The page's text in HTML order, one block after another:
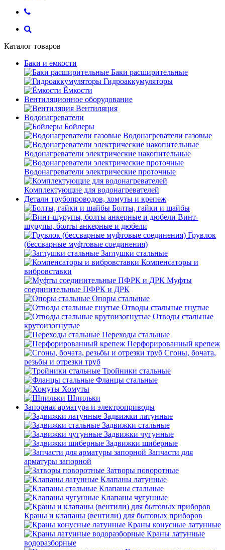
Каталог товаров
Баки и емкости
Баки расширительные
Гидроаккумуляторы
Ёмкости
Вентиляционное оборудование
Вентиляция
Водонагреватели
Бойлеры
Водонагреватели газовые
Водонагреватели электрические накопительные
Водонагреватели электрические проточные
Комплектующие для водонагревателей
Детали трубопроводов, хомуты и крепеж
Болты, гайки и шайбы
Винт-
шурупы, болты анкерные и дюбели
Грувлок
(бессварные муфтовые соединения)
Заглушки стальные
Компенсаторы и
вибровставки
Муфты
соединительные ПФРК и ДРК
Опоры стальные
Отводы стальные гнутые
Отводы стальные
крутоизогнутые
Переходы стальные
Перфорированный крепеж
Сгоны, бочата,
резьбы и отрезки труб
Тройники стальные
Фланцы стальные
Хомуты
Шпильки
Запорная арматура и электроприводы
Задвижки латунные
Задвижки стальные
Задвижки чугунные
Задвижки шиберные
Запчасти для
арматуры запорной
Затворы поворотные
Клапаны латунные
Клапаны стальные
Клапаны чугунные
Краны и клапаны (вентили) для бытовых приборов
Краны конусные латунные
Краны латунные
водоразборные